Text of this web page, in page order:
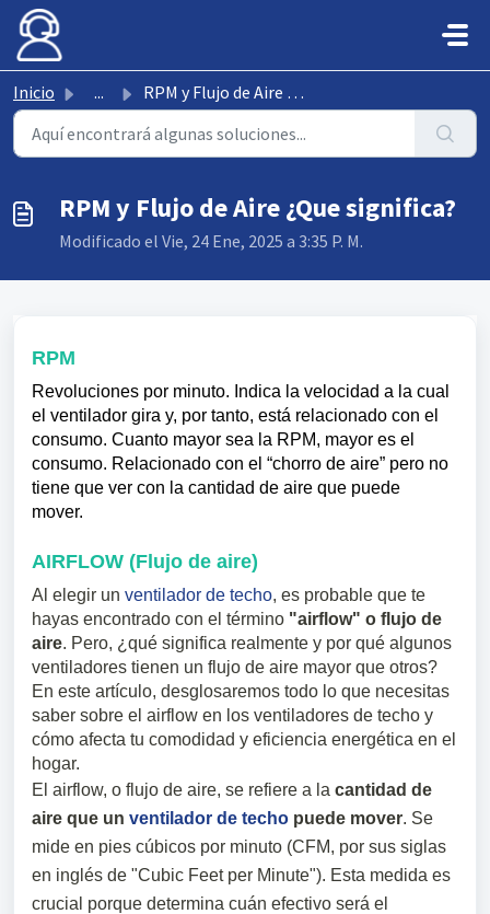
Saltar al contenido principal
Inicio ... RPM y Flujo de Aire ¿Que significa?
RPM y Flujo de Aire ¿Que significa?
Modificado el Vie, 24 Ene, 2025 a 3:35 P. M.
RPM
Revoluciones por minuto. Indica la velocidad a la cual
el ventilador gira y, por tanto, está relacionado con el
consumo. Cuanto mayor sea la RPM, mayor es el
consumo. Relacionado con el “chorro de aire” pero no
tiene que ver con la cantidad de aire que puede
mover.
AIRFLOW (Flujo de aire)
Al elegir un ventilador de techo, es probable que te
hayas encontrado con el término "airflow" o flujo de
aire. Pero, ¿qué significa realmente y por qué algunos
ventiladores tienen un flujo de aire mayor que otros?
En este artículo, desglosaremos todo lo que necesitas
saber sobre el airflow en los ventiladores de techo y
cómo afecta tu comodidad y eficiencia energética en el
hogar.
El airflow, o flujo de aire, se refiere a la cantidad de
aire que un ventilador de techo puede mover. Se
mide en pies cúbicos por minuto (CFM, por sus siglas
en inglés de "Cubic Feet per Minute"). Esta medida es
crucial porque determina cuán efectivo será el